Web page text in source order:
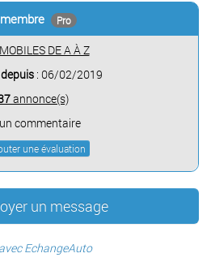
Pro
DE A À Z
: 06/02/2019
annonce(s)
commentaire
une évaluation
un message
EchangeAuto